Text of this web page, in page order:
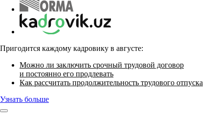
Пригодится каждому кадровику в августе:
Можно ли заключить срочный трудовой договор
и постоянно его продлевать
Как рассчитать продолжительность трудового отпуска
Узнать больше